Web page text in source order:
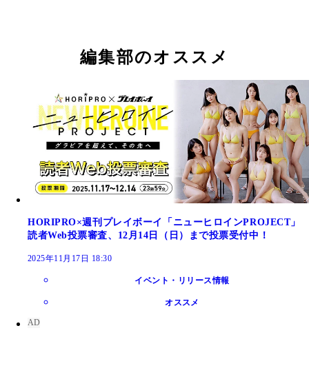
編集部のオススメ
HORIPRO×週刊プレイボーイ「ニューヒロインPROJECT」
読者Web投票審査、12月14日（日）まで投票受付中！
2025年11月17日 18:30
イベント・リリース情報
オススメ